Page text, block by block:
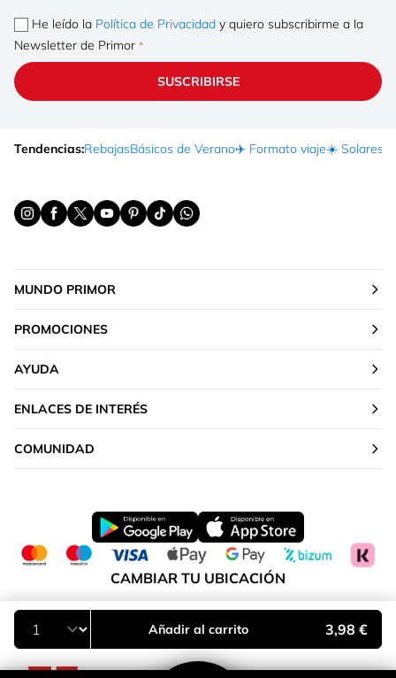
Añadir al carrito 3,98 €
He leído la Política de Privacidad y quiero subscribirme a la
Newsletter de Primor
SUSCRIBIRSE
Tendencias:RebajasBásicos de Verano✈️ Formato viaje☀️ Solares
MUNDO PRIMOR
PROMOCIONES
AYUDA
ENLACES DE INTERÉS
COMUNIDAD
CAMBIAR TU UBICACIÓN
Península y Baleares